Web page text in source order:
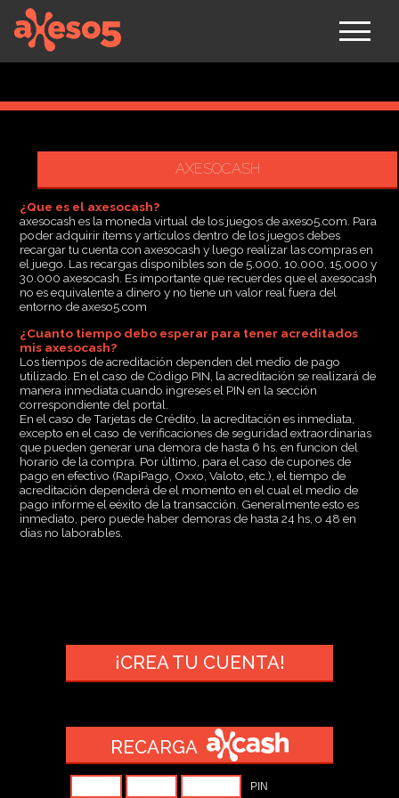
axeso5
AXESOCASH
¿Que es el axesocash?
axesocash es la moneda virtual de los juegos de axeso5.com. Para
poder adquirir ítems y artículos dentro de los juegos debes
recargar tu cuenta con axesocash y luego realizar las compras en
el juego. Las recargas disponibles son de 5.000, 10.000, 15.000 y
30.000 axesocash. Es importante que recuerdes que el axesocash
no es equivalente a dinero y no tiene un valor real fuera del
entorno de axeso5.com
¿Cuanto tiempo debo esperar para tener acreditados
mis axesocash?
Los tiempos de acreditación dependen del medio de pago
utilizado. En el caso de Código PIN, la acreditación se realizará de
manera inmediata cuando ingreses el PIN en la sección
correspondiente del portal.
En el caso de Tarjetas de Crédito, la acreditación es inmediata,
excepto en el caso de verificaciones de seguridad extraordinarias
que pueden generar una demora de hasta 6 hs. en funcion del
horario de la compra. Por último, para el caso de cupones de
pago en efectivo (RapiPago, Oxxo, Valoto, etc.), el tiempo de
acreditación dependerá de el momento en el cual el medio de
pago informe el eéxito de la transacción. Generalmente esto es
inmediato, pero puede haber demoras de hasta 24 hs, o 48 en
dias no laborables.
¡CREA TU CUENTA!
RECARGA